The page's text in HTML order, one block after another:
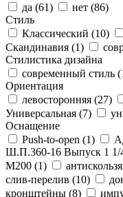
да (61) нет (86)
Стиль
Классический (10)
Скандинавия (1)
Стилистика дизайна
современный стиль (
Ориентация
левосторонняя (27)
Универсальная (7)
Оснащение
Push-to-open (1)
Ш.П.360-16 Выпуск 1 1/
М200 (1)
слив-перелив (10)
кронштейны (8)